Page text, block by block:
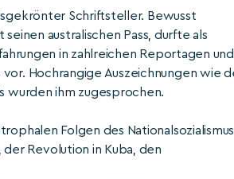
Schriftsteller. Bewusst
australischen Pass, durfte als
in zahlreichen Reportagen und
vor. Hochrangige Auszeichnungen wie
wurden ihm zugesprochen.
Folgen des Nationalsozialismus,
Revolution in Kuba, den